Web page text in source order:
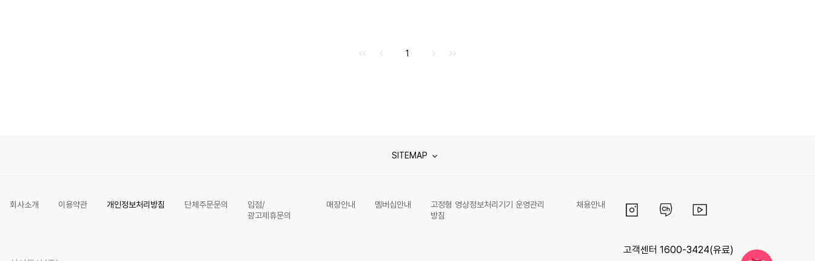
이전으로
1다음으로
SITEMAP
회사소개 이용약관 개인정보처리방침 단체주문문의
입점/
광고제휴문의
매장안내 멤버십안내
고정형 영상정보처리기기 운영관리
방침
채용안내
고객센터 1600-3424(유료)